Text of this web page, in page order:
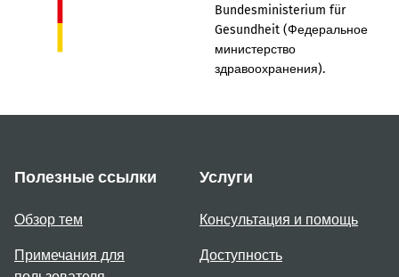
Bundesministerium für
Gesundheit (Федеральное
министерство
здравоохранения).
Полезные ссылки
Обзор тем
Примечания для
Услуги
Консультация и помощь
Доступность